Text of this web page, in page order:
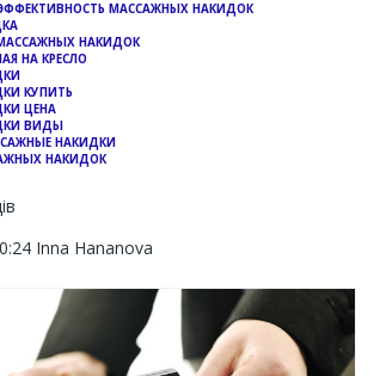
МАССАЖНЫХ НАКИДОК
НАКИДОК
НА КРЕСЛО
КУПИТЬ
ЦЕНА
ВИДЫ
НАКИДКИ
НАКИДОК
Inna Hananova